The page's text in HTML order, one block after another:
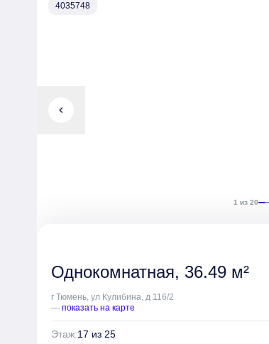
chevron_left
1 из 20
4035748
Однокомнатная, 36.49 м²
г Тюмень, ул Кулибина, д 116/2
— показать на карте
Этаж:17 из 25